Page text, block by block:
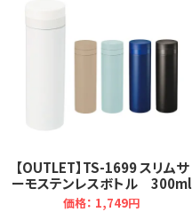
【OUTLET】TS-1699 スリムサ
ーモステンレスボトル 300ml
価格： 1,749円